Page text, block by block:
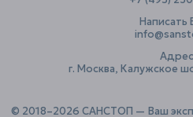
50
Написать
Адрес
г. Москва, Калужское
© 2018–2026 САНСТОП — Ваш